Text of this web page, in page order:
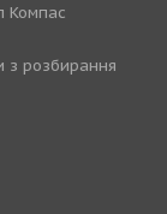
Компас
з розбирання